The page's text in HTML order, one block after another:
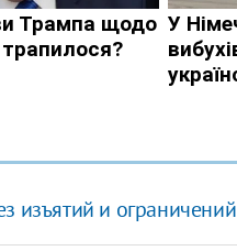
изъятий и ограничений